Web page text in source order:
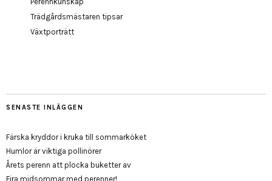
Trädgårdsmästaren tipsar
Växtporträtt
SENASTE INLÄGGEN
Färska kryddor i kruka till sommarköket
Humlor är viktiga pollinörer
Årets perenn att plocka buketter av
Fira midsommar med perenner!